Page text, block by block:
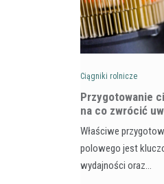
Ciągniki rolnicze
Przygotowanie
na co zwrócić
Właściwe
polowego jest
wydajności oraz…